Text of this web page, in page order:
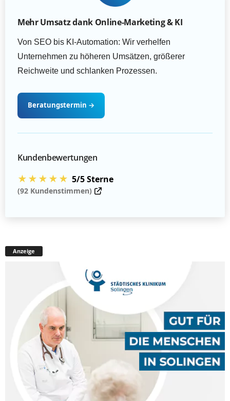
Mehr Umsatz dank Online-Marketing & KI
Von SEO bis KI-Automation: Wir verhelfen
Unternehmen zu höheren Umsätzen, größerer
Reichweite und schlanken Prozessen.
Beratungstermin →
Kundenbewertungen
★★★★★ 5/5 Sterne
(92 Kundenstimmen)
Anzeige